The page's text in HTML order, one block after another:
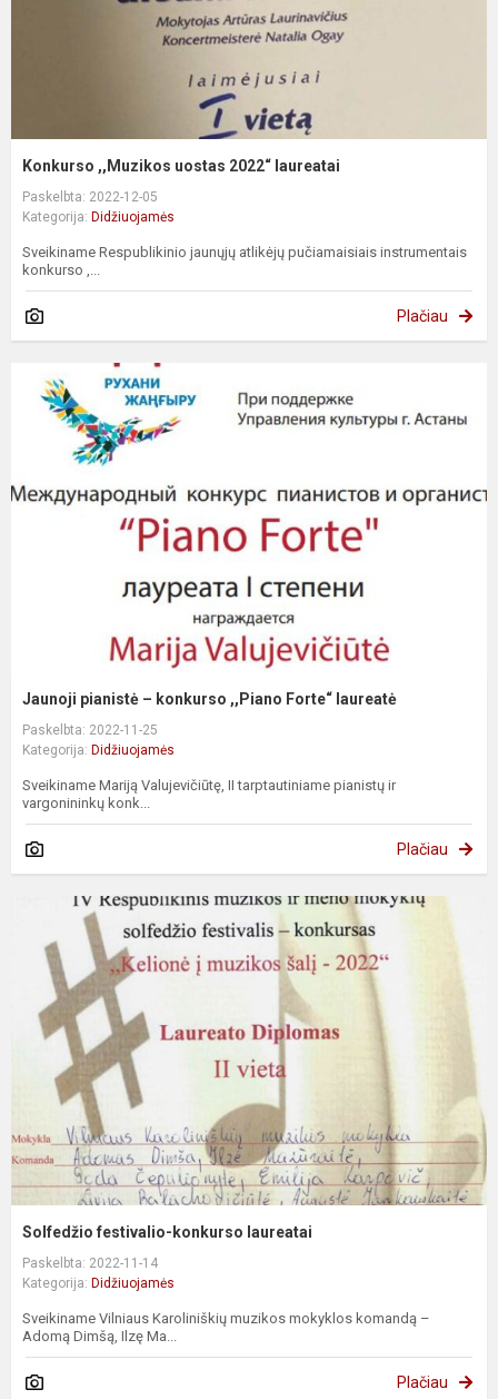
Konkurso ,,Muzikos uostas 2022“ laureatai
Paskelbta: 2022-12-05
Kategorija: Didžiuojamės
Sveikiname Respublikinio jaunųjų atlikėjų pučiamaisiais instrumentais
konkurso ,...
Plačiau
Jaunoji pianistė – konkurso ,,Piano Forte“ laureatė
Paskelbta: 2022-11-25
Kategorija: Didžiuojamės
Sveikiname Mariją Valujevičiūtę, II tarptautiniame pianistų ir
vargonininkų konk...
Plačiau
Solfedžio festivalio-konkurso laureatai
Paskelbta: 2022-11-14
Kategorija: Didžiuojamės
Sveikiname Vilniaus Karoliniškių muzikos mokyklos komandą –
Adomą Dimšą, Ilzę Ma...
Plačiau